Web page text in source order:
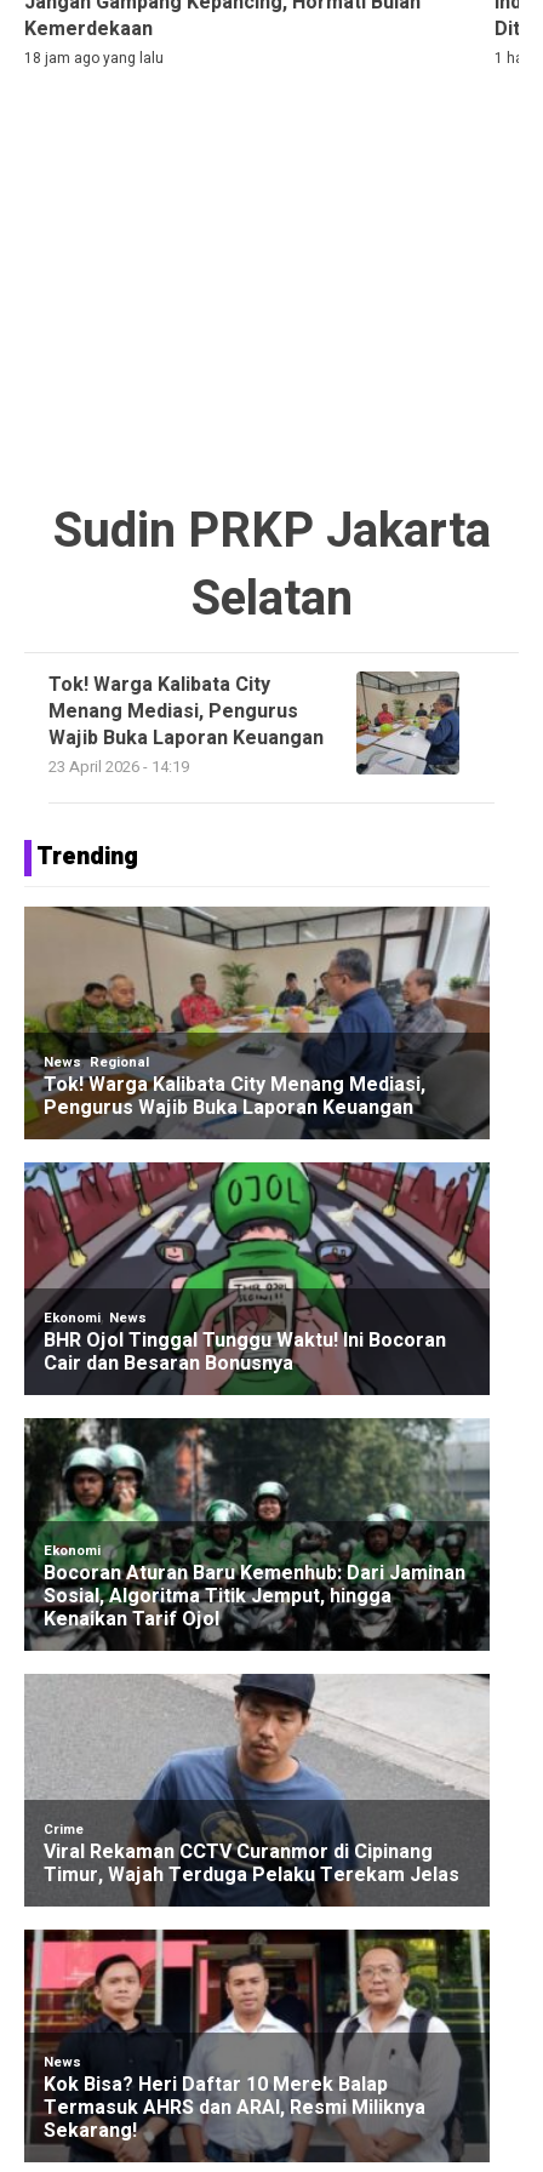
Kemerdekaan
18 jam ago yang lalu 1 hari
Sudin PRKP Jakarta
Selatan
Tok! Warga Kalibata City
Menang Mediasi, Pengurus
Wajib Buka Laporan Keuangan
23 April 2026 - 14:19
Trending